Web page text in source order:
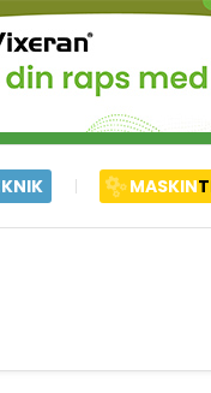
MASKIN